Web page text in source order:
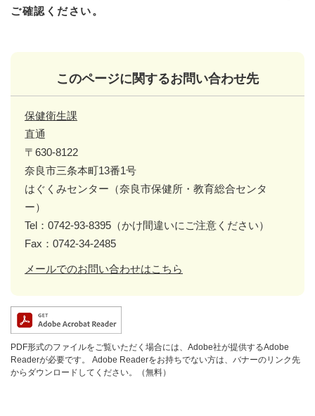
ご確認ください。
このページに関するお問い合わせ先
保健衛生課
直通
〒630-8122
奈良市三条本町13番1号
はぐくみセンター（奈良市保健所・教育総合センタ
ー）
Tel：0742-93-8395（かけ間違いにご注意ください）
Fax：0742-34-2485
メールでのお問い合わせはこちら
PDF形式のファイルをご覧いただく場合には、Adobe社が提供するAdobe
Readerが必要です。
Adobe Readerをお持ちでない方は、バナーのリンク先
からダウンロードしてください。（無料）